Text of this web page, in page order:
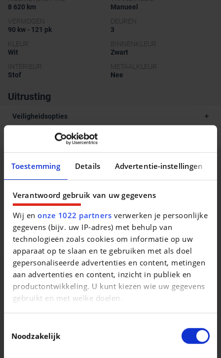
Toestemming Details Advertentie-instellingen
Verantwoord gebruik van uw gegevens
Wij enonze 1022 partners verwerken je persoonlijke
gegevens (bijv. uw IP-adres) met behulp van
technologieën zoals cookies om informatie op uw
apparaat op te slaan en te gebruiken met als doel
gepersonaliseerde advertenties en content, metingen
aan advertenties en content, inzicht in publiek en
productontwikkeling. U kunt kiezen wie uw gegevens
gebruikt en met welke doelen.
Informatie verzamelen over uw geografische
locatie, die tot een paar meter nauwkeurig kan zijn
Noodzakelijk
8 620 km
Manueel
VERMOGEN
90 kw - 121 pk
DEUREN
3
KLEUR
Wit
BINNENKLEUR
Zwart
INTERIEUR
Stof
METAALKLEUR
Nee
Uitrusting
Veiligheidsopties
Comfort en uitrusting
Beschrijving van het voertuig occasie
vanaf ch-nr FA 000001, spatlappen toebehoren ,
beschermingsrooster lichten toebehoren , bodembekleding
rubber, 2198 cc 2,2 L 90 KW, uitlaatgasreiniging met Euro 5
techniek, Single Cab, High Capacity Pick-Up HCPU , 110
2794 mm
Vergelijkbare voertuigen